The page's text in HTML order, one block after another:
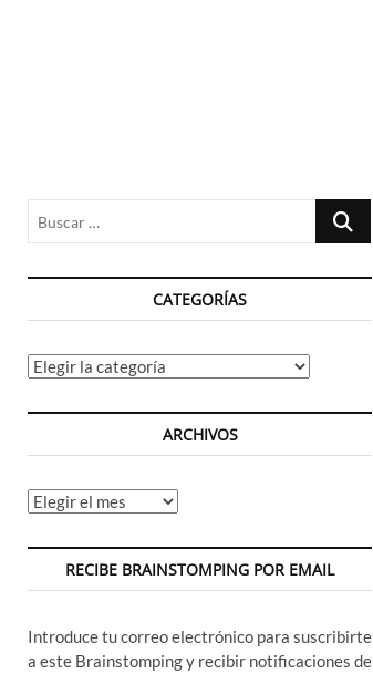
Buscar
CATEGORÍAS
Categorías
ARCHIVOS
Archivos
RECIBE BRAINSTOMPING POR EMAIL
Introduce tu correo electrónico para suscribirte
a este Brainstomping y recibir notificaciones de